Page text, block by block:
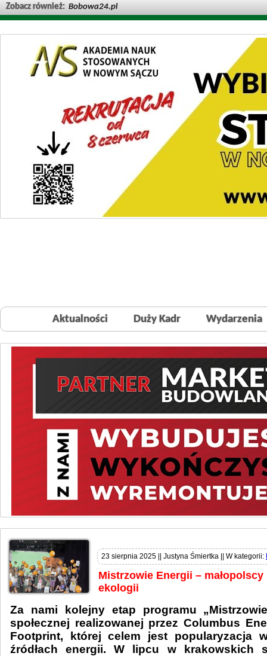
Zobacz również: Bobowa24.pl
Aktualności Duży Kadr Wydarzenia
23 sierpnia 2025 || Justyna Śmiertka || W kategorii:
Mistrzowie Energii –
ekologii
Za nami kolejny etap programu
społecznej realizowanej przez Columbus
Footprint, której celem jest popularyzacja
źródłach energii. W lipcu w krakowskich